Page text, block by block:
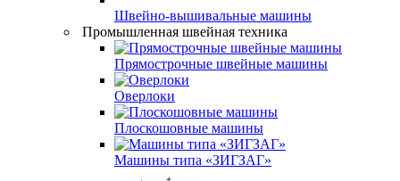
Швейно-вышивальные машины
Промышленная швейная техника
Прямострочные швейные машины
Оверлоки
Плоскошовные машины
Машины типа «ЗИГЗАГ»